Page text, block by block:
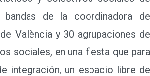
de la coordinadora de
València y 30 agrupaciones de
sociales, en una fiesta que para
integración, un espacio libre de